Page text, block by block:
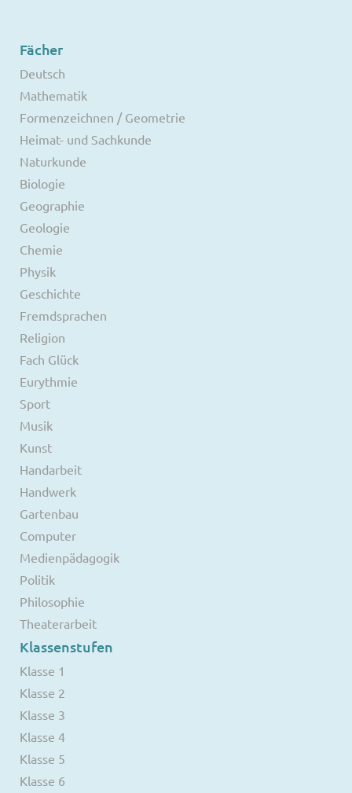
Fächer
Deutsch
Mathematik
Formenzeichnen / Geometrie
Heimat- und Sachkunde
Naturkunde
Biologie
Geographie
Geologie
Chemie
Physik
Geschichte
Fremdsprachen
Religion
Fach Glück
Eurythmie
Sport
Musik
Kunst
Handarbeit
Handwerk
Gartenbau
Computer
Medienpädagogik
Politik
Philosophie
Theaterarbeit
Klassenstufen
Klasse 1
Klasse 2
Klasse 3
Klasse 4
Klasse 5
Klasse 6